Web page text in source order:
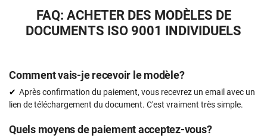
FAQ: ACHETER DES MODÈLES DE
DOCUMENTS ISO 9001 INDIVIDUELS
Comment vais-je recevoir le modèle?
Après confirmation du paiement, vous recevrez un email avec un
lien de téléchargement du document. C'est vraiment très simple.
Quels moyens de paiement acceptez-vous?